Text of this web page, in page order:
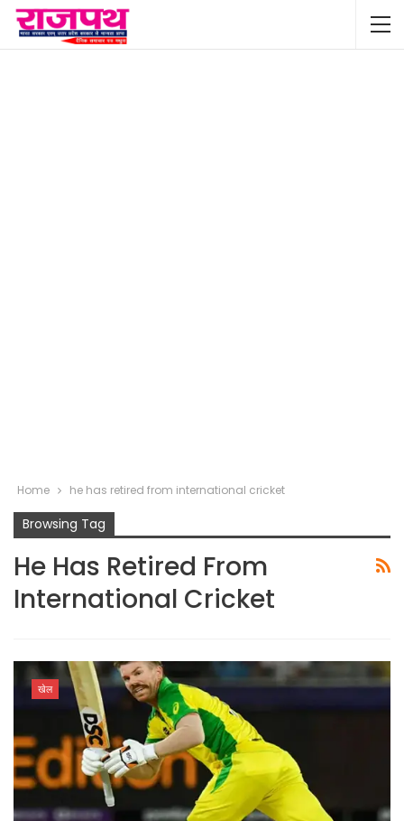
Home he has retired from international cricket
Browsing Tag
He Has Retired From
International Cricket
खेल